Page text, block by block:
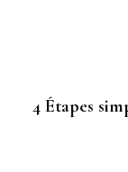
4 Étapes